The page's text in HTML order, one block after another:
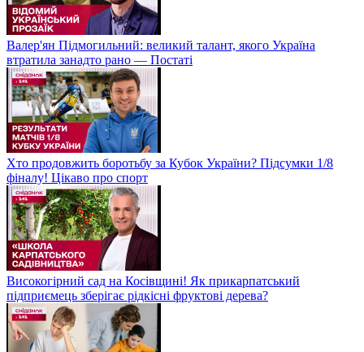
Валер'ян Підмогильний: великий талант, якого Україна
втратила занадто рано — Постаті
Хто продовжить боротьбу за Кубок України? Підсумки 1/8
фіналу! Цікаво про спорт
Високогірний сад на Косівщині! Як прикарпатський
підприємець зберігає рідкісні фруктові дерева?